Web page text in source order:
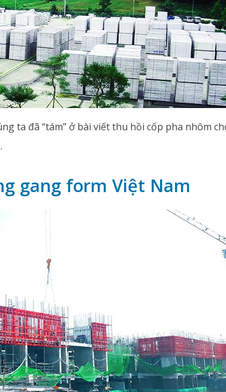
ta đã “tám” ở bài viết thu hồi cốp pha nhôm
gang form Việt Nam